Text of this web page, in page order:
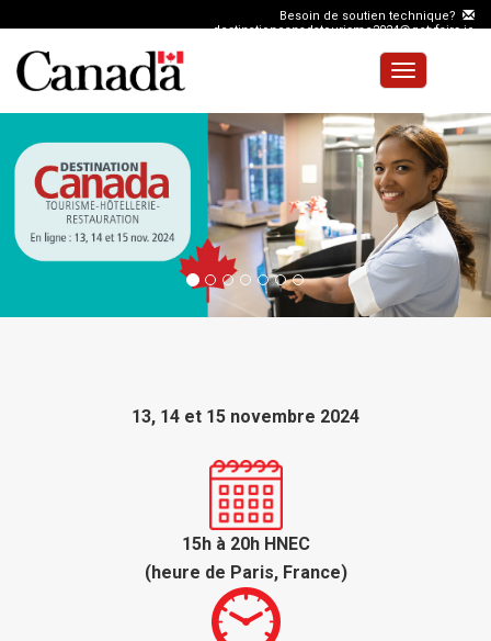
Besoin de soutien technique?
destinationcanadatourisme2024@getvfairs.io
Toggle
13, 14 et 15 novembre 2024
15h à 20h HNEC
(heure de Paris, France)